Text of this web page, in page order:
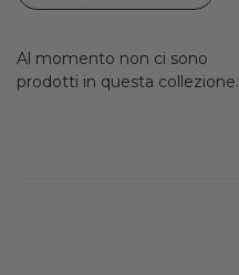
Al momento non ci sono
prodotti in questa collezione.